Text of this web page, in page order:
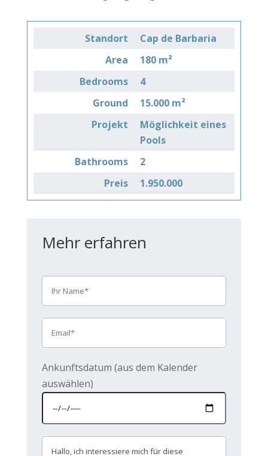
Standort
Cap de Barbaria
Area
180 m²
Bedrooms
4
Ground
15.000 m²
Projekt
Möglichkeit eines
Pools
Bathrooms
2
Preis
1.950.000
Mehr erfahren
Ankunftsdatum (aus dem Kalender
auswählen)